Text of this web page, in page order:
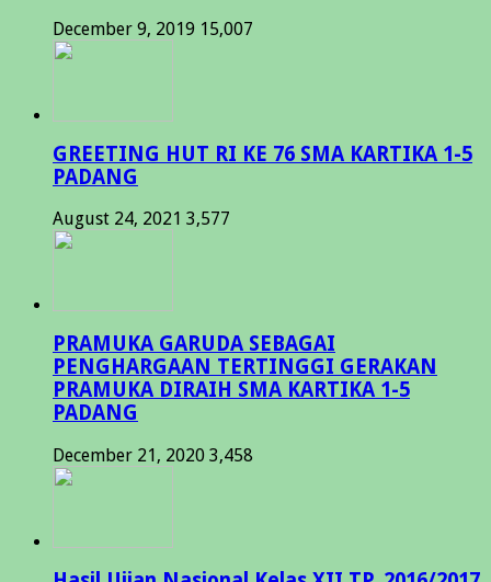
December 9, 2019 15,007
GREETING HUT RI KE 76 SMA KARTIKA 1-5
PADANG
August 24, 2021 3,577
PRAMUKA GARUDA SEBAGAI
PENGHARGAAN TERTINGGI GERAKAN
PRAMUKA DIRAIH SMA KARTIKA 1-5
PADANG
December 21, 2020 3,458